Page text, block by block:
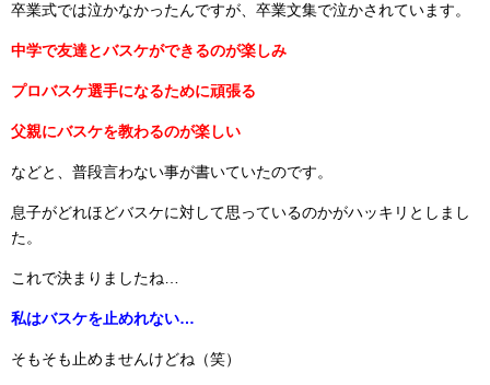
卒業式では泣かなかったんですが、卒業文集で泣かされています。
中学で友達とバスケができるのが楽しみ
プロバスケ選手になるために頑張る
父親にバスケを教わるのが楽しい
などと、普段言わない事が書いていたのです。
息子がどれほどバスケに対して思っているのかがハッキリとしまし
た。
これで決まりましたね…
私はバスケを止めれない…
そもそも止めませんけどね（笑）